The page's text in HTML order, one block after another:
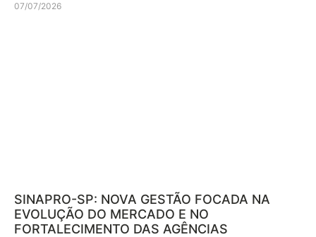
07/07/2026
SINAPRO-SP: NOVA GESTÃO FOCADA NA
EVOLUÇÃO DO MERCADO E NO
FORTALECIMENTO DAS AGÊNCIAS